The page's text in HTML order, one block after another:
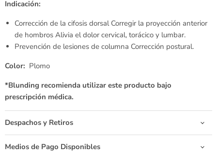
Indicación:
Corrección de la cifosis dorsal Corregir la proyección anterior
de hombros Alivia el dolor cervical, torácico y lumbar.
Prevención de lesiones de columna Corrección postural.
Color: Plomo
*Blunding recomienda utilizar este producto bajo
prescripción médica.
Despachos y Retiros
Medios de Pago Disponibles